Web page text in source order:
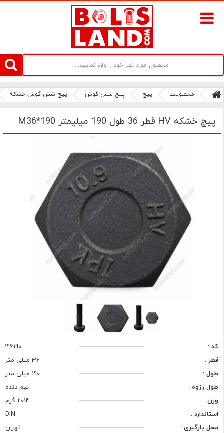
سامانه آنلاین فروش پیچ و مهره های صنعتی بولتز لند | سرزمین پیچ
محصولات پیچ پیچ شش گوش پیچ شش گوش خشکه
پیچ خشکه HV قطر 36 طول 190 میلیمتر M36*190
کد :
36190
قطر :
36 میلی متر
طول :
190 میلی متر
طول رزوه :
نیم دنده
وزن
2014 گرم
استاندارد :
DIN
محل بارگیری :
تهران